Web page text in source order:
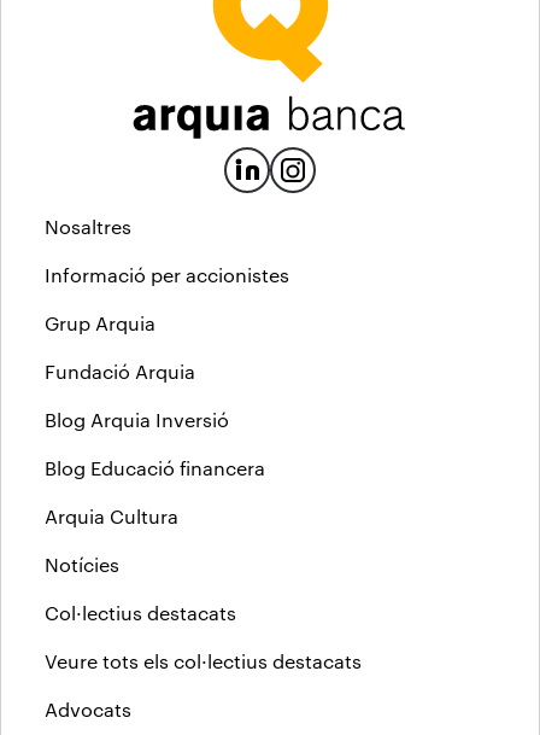
Nosaltres
Informació per accionistes
Grup Arquia
Fundació Arquia
Blog Arquia Inversió
Blog Educació financera
Arquia Cultura
Notícies
Col·lectius destacats
Veure tots els col·lectius destacats
Advocats